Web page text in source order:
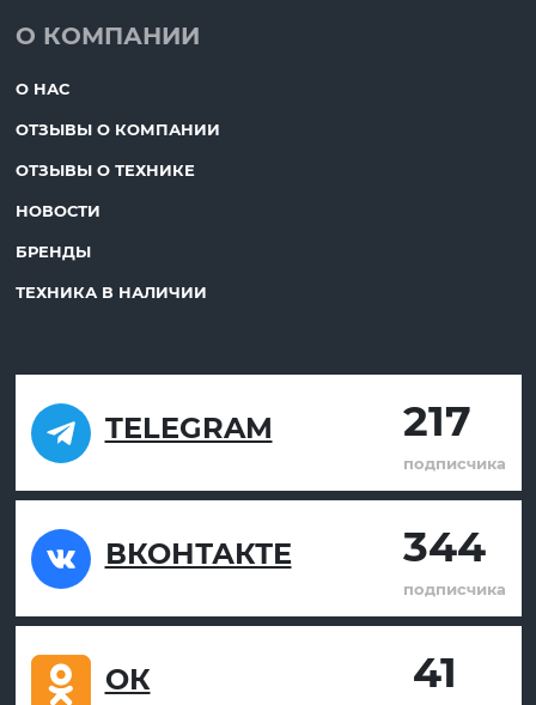
О КОМПАНИИ
О НАС
ОТЗЫВЫ О КОМПАНИИ
ОТЗЫВЫ О ТЕХНИКЕ
НОВОСТИ
БРЕНДЫ
ТЕХНИКА В НАЛИЧИИ
TELEGRAM 217
подписчика
ВКОНТАКТЕ 344
подписчика
ОК 41